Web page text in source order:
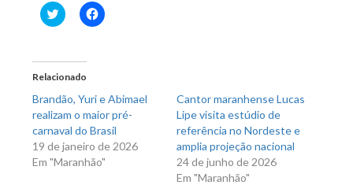
Clique
para
em
nova
janela)
Clique
para
Relacionado
Brandão, Yuri e Abimael
realizam o maior pré-
carnaval do Brasil
19 de janeiro de 2026
Em "Maranhão"
Cantor maranhense Lucas
Lipe visita estúdio de
referência no Nordeste e
amplia projeção nacional
24 de junho de 2026
Em "Maranhão"